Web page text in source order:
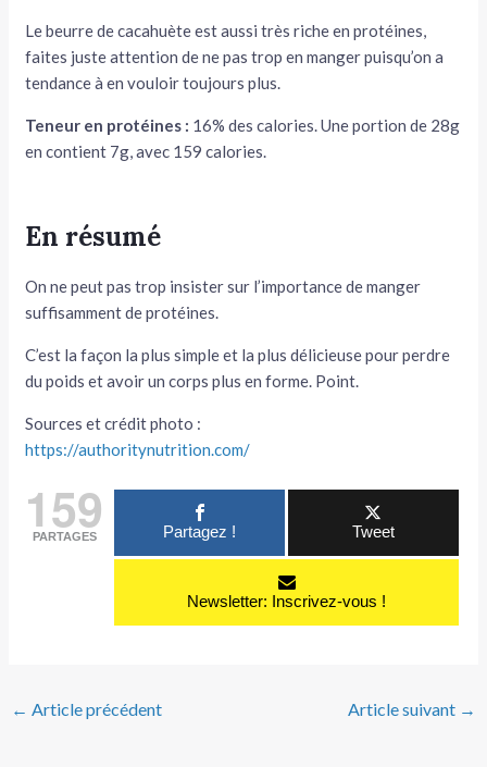
Le beurre de cacahuète est aussi très riche en protéines,
faites juste attention de ne pas trop en manger puisqu’on a
tendance à en vouloir toujours plus.
Teneur en protéines : 16% des calories. Une portion de 28g
en contient 7g, avec 159 calories.
En résumé
On ne peut pas trop insister sur l’importance de manger
suffisamment de protéines.
C’est la façon la plus simple et la plus délicieuse pour perdre
du poids et avoir un corps plus en forme. Point.
Sources et crédit photo :
https://authoritynutrition.com/
159
PARTAGES Partagez ! Tweet
Newsletter: Inscrivez-vous !
← Article précédent Article suivant →